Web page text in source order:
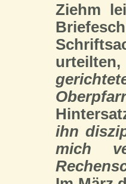
Ziehm
ihn
mich